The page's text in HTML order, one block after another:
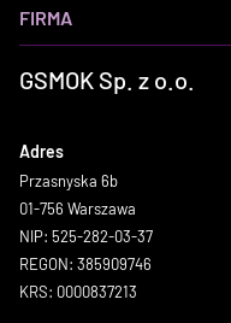
FIRMA
GSMOK Sp. z o.o.
Adres
Przasnyska 6b
01-756 Warszawa
NIP: 525-282-03-37
REGON: 385909746
KRS: 0000837213